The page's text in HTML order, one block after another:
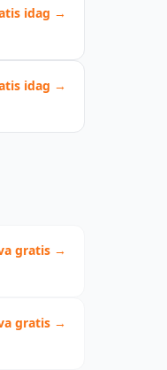
idag →
idag →
gratis →
gratis →